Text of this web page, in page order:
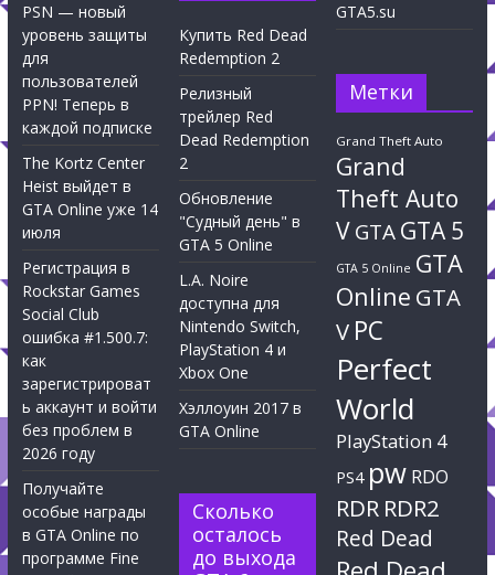
PSN — новый
уровень защиты
для
пользователей
PPN! Теперь в
каждой подписке
The Kortz Center
Heist выйдет в
GTA Online уже 14
июля
Регистрация в
Rockstar Games
Social Club
ошибка #1.500.7:
как
зарегистрироват
ь аккаунт и войти
без проблем в
2026 году
Получайте
особые награды
в GTA Online по
программе Fine
Купить Red Dead
Redemption 2
Релизный
трейлер Red
Dead Redemption
2
Обновление
"Судный день" в
GTA 5 Online
L.A. Noire
доступна для
Nintendo Switch,
PlayStation 4 и
Xbox One
Хэллоуин 2017 в
GTA Online
Сколько
осталось
до выхода
GTA5.su
Метки
Grand Theft Auto
Grand
Theft Auto
VGTAGTA 5
GTA 5 Online GTA
Online GTA
V PC
Perfect
World
PlayStation 4
PS4 pw RDO
RDR RDR2
Red Dead